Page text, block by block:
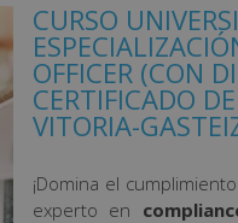
CURSO
OFFICER (CON
CERTIFICADO
VITORIA-
¡Domina el
experto en